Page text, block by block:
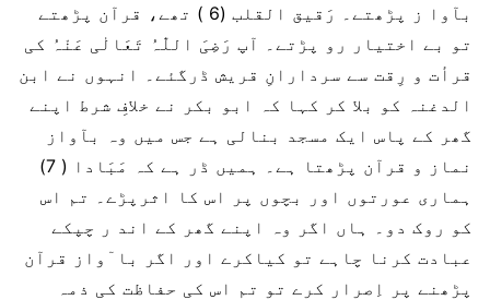
بآوا ز پڑھتے۔ رَقیق القلب (6 ) تھے، قرآن پڑھتے
تو بے اختیار رو پڑتے۔ آپ رَضِیَ اللّٰہُ تَعَالٰی عَنْہُ کی
قرأت و رِقت سے سردارانِ قریش ڈرگئے۔ انہوں نے ابن
الدغنہ کو بلا کر کہا کہ ابو بکر نے خلافِ شرط اپنے
گھر کے پاس ایک مسجد بنالی ہے جس میں وہ بآواز
نماز و قرآن پڑھتا ہے۔ ہمیں ڈر ہے کہ مَبَادا ( 7)
ہماری عورتوں اور بچوں پر اس کا اثرپڑے۔ تم اس
کو روک دو۔ ہاں اگر وہ اپنے گھر کے اند ر چپکے
عبادت کرنا چاہے تو کیاکرے اور اگر با ٓواز قرآن
پڑھنے پر اِصرار کرے تو تم اس کی حفاظت کی ذمہ